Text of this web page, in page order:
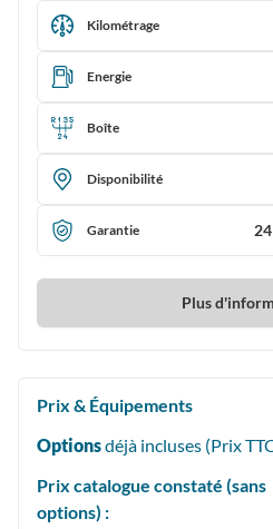
Kilométrage
Energie
Boîte
Disponibilité
Garantie
Plus
Prix & Équipements
Optionsdéjà incluses (Prix
Prix catalogue constaté (sans
options) :